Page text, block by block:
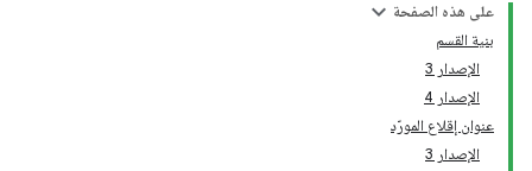
على هذه الصفحة
بنية القسم
الإصدار 3
الإصدار 4
عنوان إقلاع المورّد
الإصدار 3